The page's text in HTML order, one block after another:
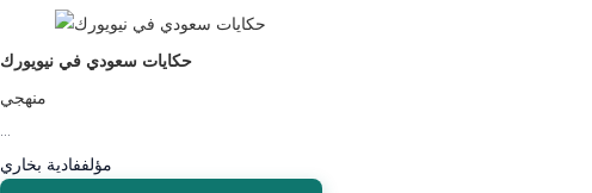
حكايات سعودي في نيويورك
منهجي
مؤلففادية بخاري